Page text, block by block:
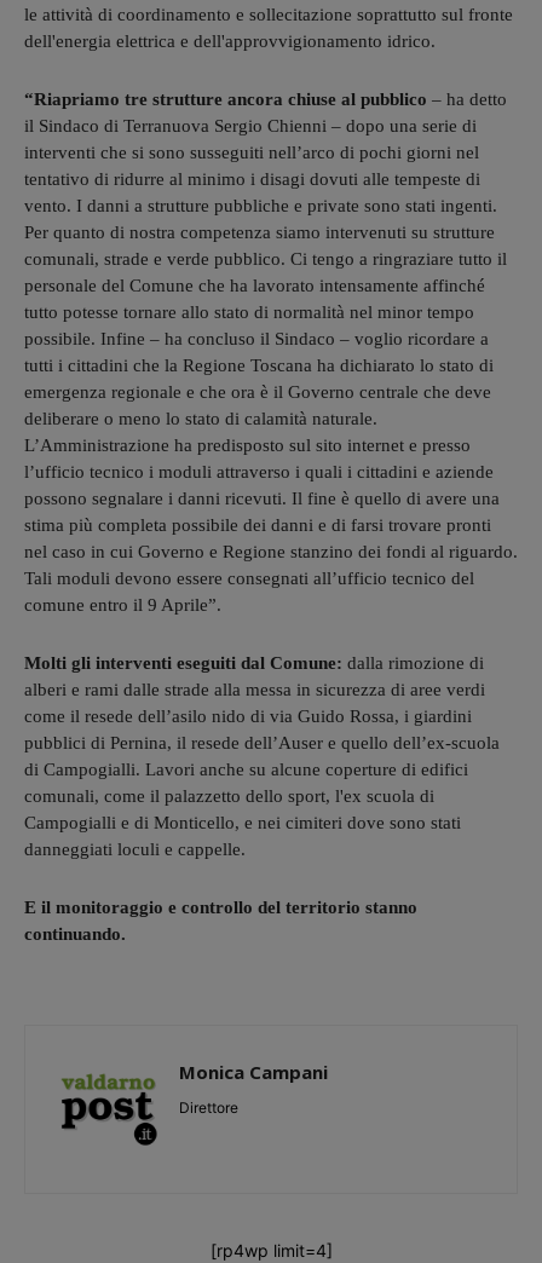
le attività di coordinamento e sollecitazione soprattutto sul fronte
dell'energia elettrica e dell'approvvigionamento idrico.
“Riapriamo tre strutture ancora chiuse al pubblico – ha detto
il Sindaco di Terranuova Sergio Chienni – dopo una serie di
interventi che si sono susseguiti nell’arco di pochi giorni nel
tentativo di ridurre al minimo i disagi dovuti alle tempeste di
vento. I danni a strutture pubbliche e private sono stati ingenti.
Per quanto di nostra competenza siamo intervenuti su strutture
comunali, strade e verde pubblico. Ci tengo a ringraziare tutto il
personale del Comune che ha lavorato intensamente affinché
tutto potesse tornare allo stato di normalità nel minor tempo
possibile. Infine – ha concluso il Sindaco – voglio ricordare a
tutti i cittadini che la Regione Toscana ha dichiarato lo stato di
emergenza regionale e che ora è il Governo centrale che deve
deliberare o meno lo stato di calamità naturale.
L’Amministrazione ha predisposto sul sito internet e presso
l’ufficio tecnico i moduli attraverso i quali i cittadini e aziende
possono segnalare i danni ricevuti. Il fine è quello di avere una
stima più completa possibile dei danni e di farsi trovare pronti
nel caso in cui Governo e Regione stanzino dei fondi al riguardo.
Tali moduli devono essere consegnati all’ufficio tecnico del
comune entro il 9 Aprile”.
Molti gli interventi eseguiti dal Comune: dalla rimozione di
alberi e rami dalle strade alla messa in sicurezza di aree verdi
come il resede dell’asilo nido di via Guido Rossa, i giardini
pubblici di Pernina, il resede dell’Auser e quello dell’ex-scuola
di Campogialli. Lavori anche su alcune coperture di edifici
comunali, come il palazzetto dello sport, l'ex scuola di
Campogialli e di Monticello, e nei cimiteri dove sono stati
danneggiati loculi e cappelle.
E il monitoraggio e controllo del territorio stanno
continuando.
Monica Campani
Direttore
[rp4wp limit=4]